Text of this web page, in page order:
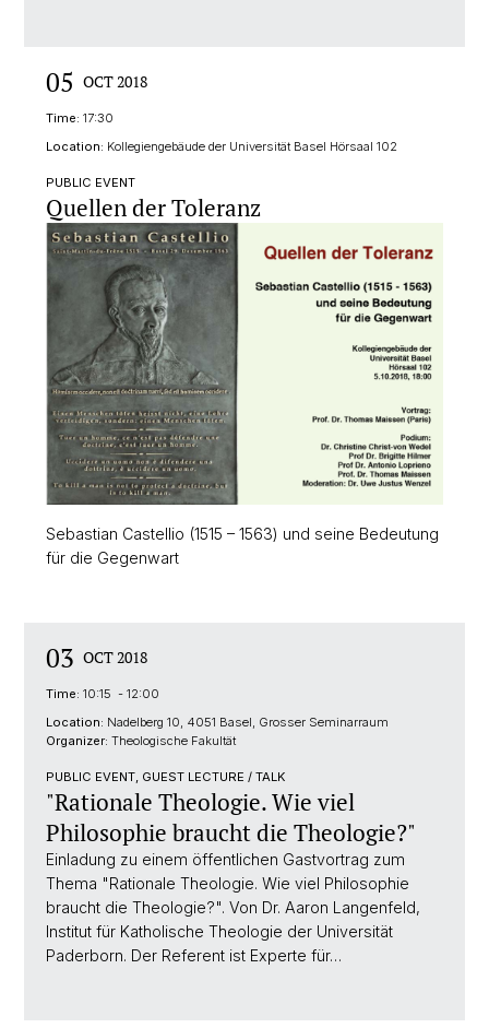
05 OCT 2018
Time: 17:30
Location: Kollegiengebäude der Universität Basel Hörsaal 102
PUBLIC EVENT
Quellen der Toleranz
Sebastian Castellio (1515 – 1563) und seine Bedeutung
für die Gegenwart
03 OCT 2018
Time: 10:15 - 12:00
Location: Nadelberg 10, 4051 Basel, Grosser Seminarraum
Organizer: Theologische Fakultät
PUBLIC EVENT, GUEST LECTURE / TALK
"Rationale Theologie. Wie viel
Philosophie braucht die Theologie?"
Einladung zu einem öffentlichen Gastvortrag zum
Thema "Rationale Theologie. Wie viel Philosophie
braucht die Theologie?". Von Dr. Aaron Langenfeld,
Institut für Katholische Theologie der Universität
Paderborn. Der Referent ist Experte für…